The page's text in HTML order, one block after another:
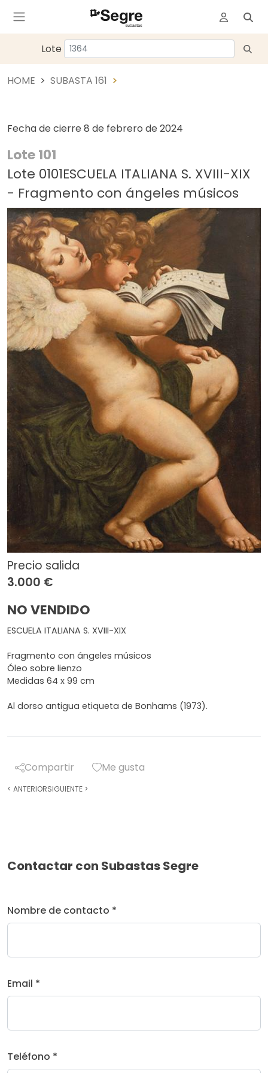
Lote
HOME SUBASTA 161
Fecha de cierre 8 de febrero de 2024
Lote 101
Lote 0101ESCUELA ITALIANA S. XVIII-XIX
- Fragmento con ángeles músicos
Precio salida
3.000 €
NO VENDIDO
ESCUELA ITALIANA S. XVIII-XIX
Fragmento con ángeles músicos
Óleo sobre lienzo
Medidas 64 x 99 cm
Al dorso antigua etiqueta de Bonhams (1973).
Compartir Me gusta
< ANTERIORSIGUIENTE >
Contactar con Subastas Segre
Nombre de contacto *
Email *
Teléfono *